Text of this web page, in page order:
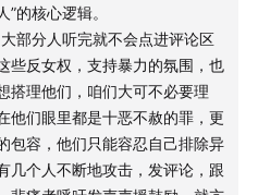
的核心逻辑。
部分人听完就不会点进评论区
些反女权，支持暴力的氛围，也
搭理他们，咱们大可不必要理
他们眼里都是十恶不赦的罪，更
包容，他们只能容忍自己排除异
几个人不断地攻击，发评论，跟